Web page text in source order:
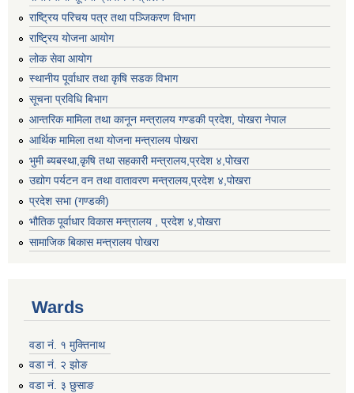
राष्ट्रिय परिचय पत्र तथा पञ्जिकरण विभाग
राष्ट्रिय योजना आयोग
लोक सेवा आयोग
स्थानीय पूर्वाधार तथा कृषि सडक विभाग
सूचना प्रविधि बिभाग
आन्तरिक मामिला तथा कानून मन्त्रालय गण्डकी प्रदेश, पाेखरा नेपाल
आर्थिक मामिला तथा योजना मन्त्रालय पोखरा
भुमी ब्यबस्था,कृषि तथा सहकारी मन्त्रालय,प्रदेश ४,पोखरा
उद्योग पर्यटन वन तथा वातावरण मन्त्रालय,प्रदेश ४,पोखरा
प्रदेश सभा (गण्डकी)
भौतिक पूर्वाधार विकास मन्त्रालय , प्रदेश ४,पोखरा
सामाजिक बिकास मन्त्रालय पोखरा
Wards
वडा नं. १ मुक्तिनाथ
वडा नं. २ झोङ
वडा नं. ३ छुसाङ